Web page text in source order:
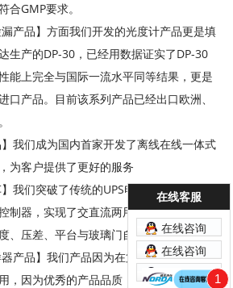
合GMP要求。
产品】方面我们开发的光度计产品更是填
生产的DP-30，已经用数据证实了DP-30
能上完全与国际一流水平同等结果，更是
口产品。目前该系列产品已经出口欧洲、
我们成为国内首家开发了离线在线一体式
为客户提供了更好的服务
我们突破了传统的UPS电池供电方案，采
制器，实现了交直流两用功能，且同时可
、压差、平台与玻璃门自动升降
产品】我们产品因为在第三方检测机构和
，因为优秀的产品品质，得到中国计量院
在线客服
在线咨询
在线咨询
在线咨询
1